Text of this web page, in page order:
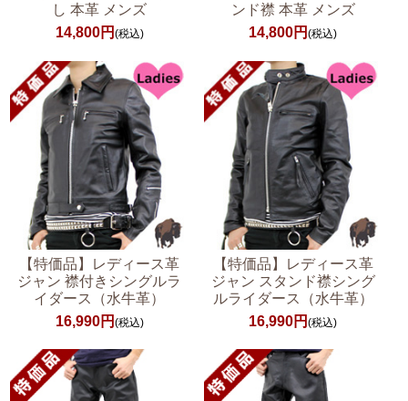
し 本革 メンズ
14,800円 (税込)
ンド襟 本革 メンズ
14,800円(税込)
【特価品】レディース革
ジャン 襟付きシングルラ
イダース（水牛革）
16,990円 (税込)
【特価品】レディース革
ジャン スタンド襟シング
ルライダース（水牛革）
16,990円(税込)